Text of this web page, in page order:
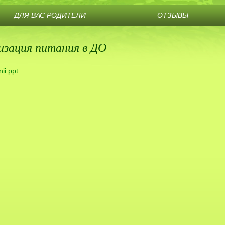
питания в ДО
ДЛЯ ВАС РОДИТЕЛИ ОТЗЫВЫ